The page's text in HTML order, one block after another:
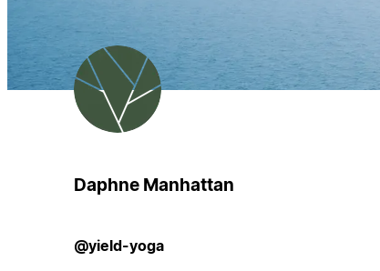
Daphne Manhattan
@yield-yoga